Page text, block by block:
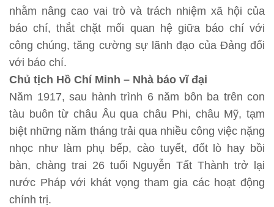
nhằm nâng cao vai trò và trách nhiệm xã hội của
báo chí, thắt chặt mối quan hệ giữa báo chí với
công chúng, tăng cường sự lãnh đạo của Đảng đối
với báo chí.
Chủ tịch Hồ Chí Minh – Nhà báo vĩ đại
Năm 1917, sau hành trình 6 năm bôn ba trên con
tàu buôn từ châu Âu qua châu Phi, châu Mỹ, tạm
biệt những năm tháng trải qua nhiều công việc nặng
nhọc như làm phụ bếp, cào tuyết, đốt lò hay bồi
bàn, chàng trai 26 tuổi Nguyễn Tất Thành trở lại
nước Pháp với khát vọng tham gia các hoạt động
chính trị.